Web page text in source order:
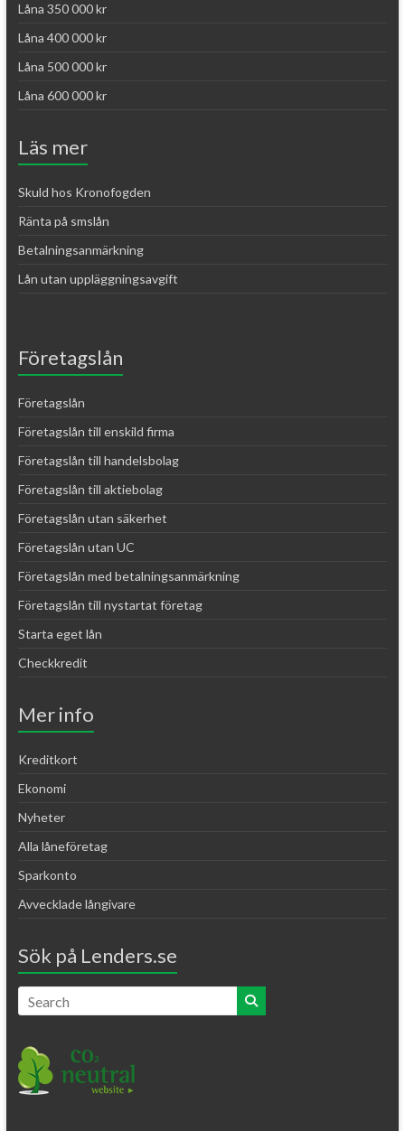
Låna 350 000 kr
Låna 400 000 kr
Låna 500 000 kr
Låna 600 000 kr
Läs mer
Skuld hos Kronofogden
Ränta på smslån
Betalningsanmärkning
Lån utan uppläggningsavgift
Företagslån
Företagslån
Företagslån till enskild firma
Företagslån till handelsbolag
Företagslån till aktiebolag
Företagslån utan säkerhet
Företagslån utan UC
Företagslån med betalningsanmärkning
Företagslån till nystartat företag
Starta eget lån
Checkkredit
Mer info
Kreditkort
Ekonomi
Nyheter
Alla låneföretag
Sparkonto
Avvecklade långivare
Sök på Lenders.se